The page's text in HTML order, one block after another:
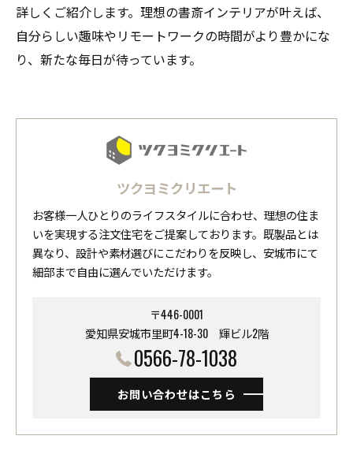
詳しくご紹介します。理想の書斎インテリアが叶えば、
自分らしい趣味やリモートワークの時間がより豊かにな
り、新たな毎日が待っています。
ツクヨミクリエート
お客様一人ひとりのライフスタイルに合わせ、理想の住ま
いを実現する注文住宅をご提案しております。既製品とは
異なり、設計や素材選びにこだわりを反映し、安城市にて
細部まで自由に選んでいただけます。
〒446-0001
愛知県安城市里町4-18-30 ​​​​​​​輝ビル2階
0566-78-1038
お問い合わせはこちら